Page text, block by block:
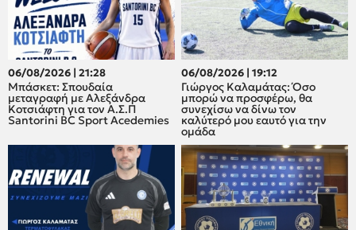
06/08/2026 | 21:28
Μπάσκετ: Σπουδαία
μεταγραφή με Αλεξάνδρα
Κοτσιάφτη για τον A.Σ.Π
Santorini BC Sport Acedemies
06/08/2026 | 19:12
Γιώργος Καλαμάτας: Όσο
μπορώ να προσφέρω, θα
συνεχίσω να δίνω τον
καλύτερό μου εαυτό για την
ομάδα